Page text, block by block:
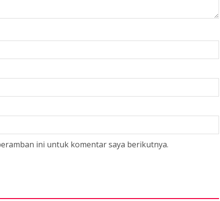
ini untuk komentar saya berikutnya.